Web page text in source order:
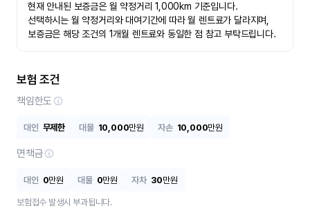
현재 안내된 보증금은 월 약정거리 1,000km 기준입니다.
선택하시는 월 약정거리와 대여기간에 따라 월 렌트료가 달라지며,
보증금은 해당 조건의 1개월 렌트료와 동일한 점 참고 부탁드립니다.
보험 조건
책임한도
대인 무제한 대물 10,000만원 자손 10,000만원
면책금
대인 0만원 대물 0만원 자차 30만원
보험접수 발생시 부과됩니다.